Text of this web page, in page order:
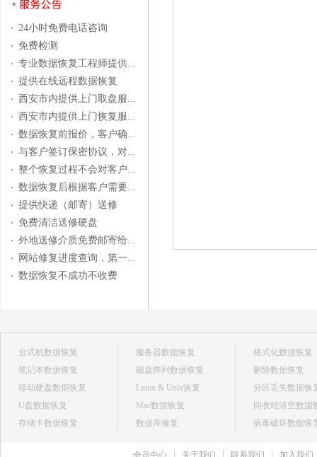
24小时免费电话咨询
免费检测
专业数据恢复工程师提供...
提供在线远程数据恢复
西安市内提供上门取盘服...
西安市内提供上门恢复服...
数据恢复前报价，客户确...
与客户签订保密协议，对...
整个恢复过程不会对客户...
数据恢复后根据客户需要...
提供快递（邮寄）送修
免费清洁送修硬盘
外地送修介质免费邮寄给...
网站修复进度查询，第一...
数据恢复不成功不收费
台式机数据恢复
笔记本数据恢复
移动硬盘数据恢复
U盘数据恢复
存储卡数据恢复
服务器数据恢复
磁盘阵列数据恢复
Linux & Unix恢复
Mac数据恢复
数据库修复
格式化数据恢复
删除数据恢复
分区丢失数据恢
回收站清空数据
病毒破坏数据恢
会员中心 关于我们 联系我们
加入我们